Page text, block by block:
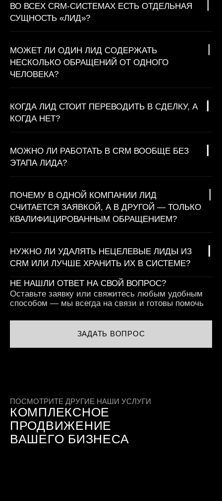
ВО ВСЕХ CRM-СИСТЕМАХ ЕСТЬ ОТДЕЛЬНАЯ
СУЩНОСТЬ «ЛИД»?
МОЖЕТ ЛИ ОДИН ЛИД СОДЕРЖАТЬ
НЕСКОЛЬКО ОБРАЩЕНИЙ ОТ ОДНОГО
ЧЕЛОВЕКА?
КОГДА ЛИД СТОИТ ПЕРЕВОДИТЬ В СДЕЛКУ, А
КОГДА НЕТ?
МОЖНО ЛИ РАБОТАТЬ В CRM ВООБЩЕ БЕЗ
ЭТАПА ЛИДА?
ПОЧЕМУ В ОДНОЙ КОМПАНИИ ЛИД
СЧИТАЕТСЯ ЗАЯВКОЙ, А В ДРУГОЙ — ТОЛЬКО
КВАЛИФИЦИРОВАННЫМ ОБРАЩЕНИЕМ?
НУЖНО ЛИ УДАЛЯТЬ НЕЦЕЛЕВЫЕ ЛИДЫ ИЗ
CRM ИЛИ ЛУЧШЕ ХРАНИТЬ ИХ В СИСТЕМЕ?
НЕ НАШЛИ ОТВЕТ НА СВОЙ ВОПРОС?
Оставьте заявку или свяжитесь любым удобным
способом — мы всегда на связи и готовы помочь
ЗАДАТЬ ВОПРОС
ПОСМОТРИТЕ ДРУГИЕ НАШИ УСЛУГИ
КОМПЛЕКСНОЕ
ПРОДВИЖЕНИЕ
ВАШЕГО БИЗНЕСА